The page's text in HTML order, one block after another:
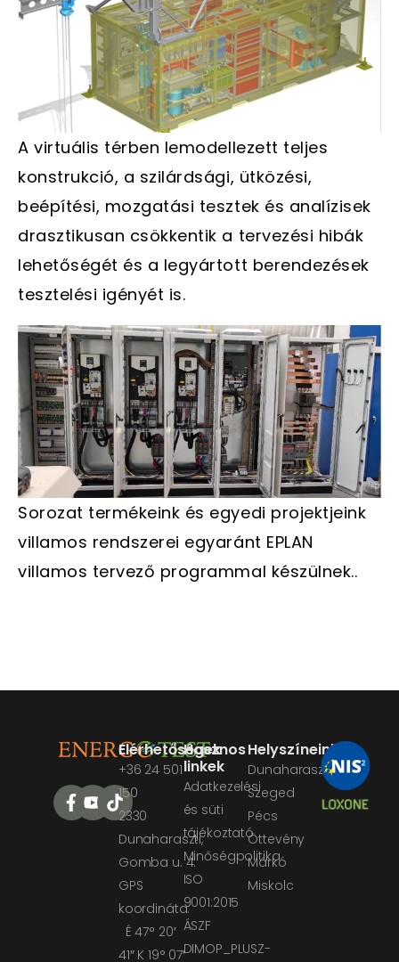
A virtuális térben lemodellezett teljes
konstrukció, a szilárdsági, ütközési,
beépítési, mozgatási tesztek és analízisek
drasztikusan csökkentik a tervezési hibák
lehetőségét és a legyártott berendezések
tesztelési igényét is.
Sorozat termékeink és egyedi projektjeink
villamos rendszerei egyaránt EPLAN
villamos tervező programmal készülnek..
Elérhetőségek
+36 24 501
150
2330
Dunaharaszti,
Gomba u. 4.
GPS
koordináta:
É 47° 20′
41″ K 19° 07′
Hasznos
linkek
Adatkezelési
és süti
tájékoztató
Minőségpolitika
ISO
9001:2015
ÁSZF
DIMOP_PLUSZ-
Helyszíneink
Dunaharaszti
Szeged
Pécs
Öttevény
Márkó
Miskolc